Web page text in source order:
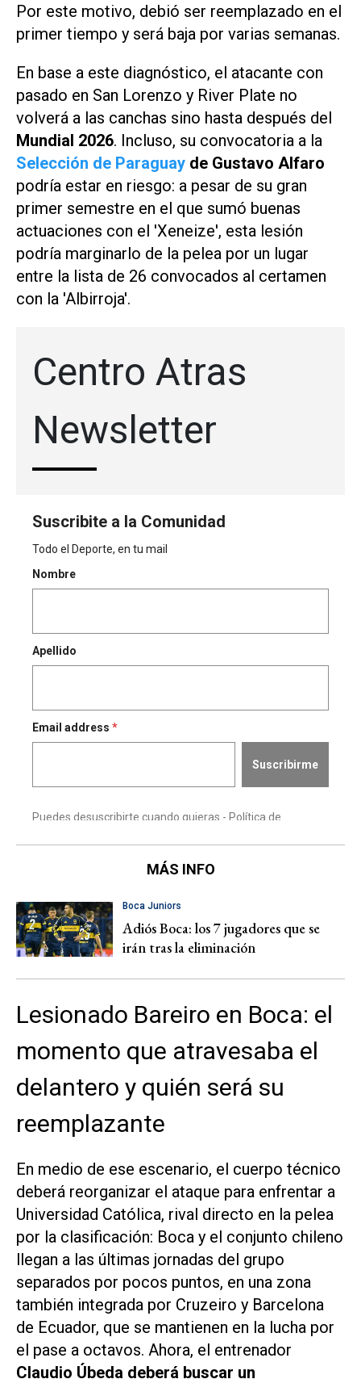
Por este motivo, debió ser reemplazado en el
primer tiempo y será baja por varias semanas.
En base a este diagnóstico, el atacante con
pasado en San Lorenzo y River Plate no
volverá a las canchas sino hasta después del
Mundial 2026. Incluso, su convocatoria a la
Selección de Paraguay de Gustavo Alfaro
podría estar en riesgo: a pesar de su gran
primer semestre en el que sumó buenas
actuaciones con el 'Xeneize', esta lesión
podría marginarlo de la pelea por un lugar
entre la lista de 26 convocados al certamen
con la 'Albirroja'.
MÁS INFO
Boca Juniors
Adiós Boca: los 7 jugadores que se
irán tras la eliminación
Lesionado Bareiro en Boca: el
momento que atravesaba el
delantero y quién será su
reemplazante
En medio de ese escenario, el cuerpo técnico
deberá reorganizar el ataque para enfrentar a
Universidad Católica, rival directo en la pelea
por la clasificación: Boca y el conjunto chileno
llegan a las últimas jornadas del grupo
separados por pocos puntos, en una zona
también integrada por Cruzeiro y Barcelona
de Ecuador, que se mantienen en la lucha por
el pase a octavos. Ahora, el entrenador
Claudio Úbeda deberá buscar un